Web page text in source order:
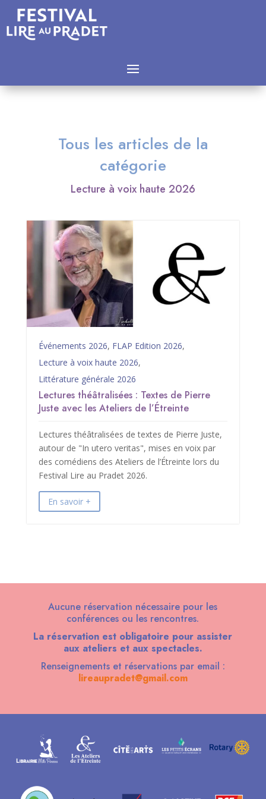
Tous les articles de la
catégorie
Lecture à voix haute 2026
Événements 2026, FLAP Edition 2026,
Lecture à voix haute 2026,
Littérature générale 2026
Lectures théâtralisées : Textes de Pierre
Juste avec les Ateliers de l’Étreinte
Lectures théâtralisées de textes de Pierre Juste,
autour de "In utero veritas", mises en voix par
des comédiens des Ateliers de l’Étreinte lors du
Festival Lire au Pradet 2026.
En savoir +
Aucune réservation nécessaire pour les
conférences ou les rencontres.
La réservation est obligatoire pour assister
aux ateliers et aux spectacles.
Renseignements et réservations par email :
lireaupradet@gmail.com